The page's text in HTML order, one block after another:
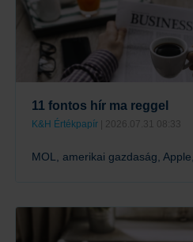
11 fontos hír ma reggel
K&H Értékpapír | 2026.07.31 08:33
MOL, amerikai gazdaság,